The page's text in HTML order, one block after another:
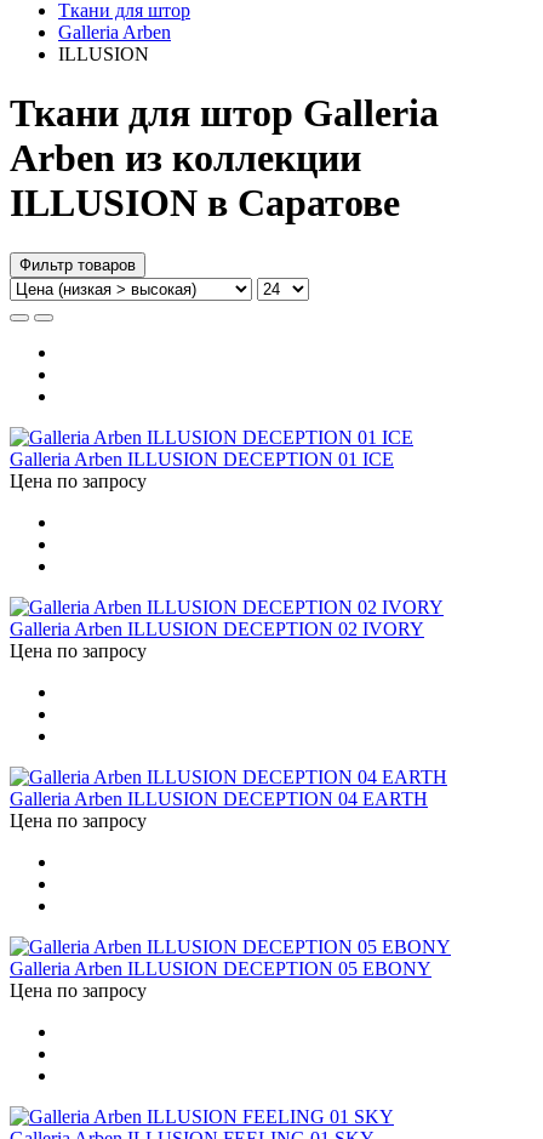
Ткани для штор
Galleria Arben
ILLUSION
Ткани для штор Galleria
Arben из коллекции
ILLUSION в Саратове
Фильтр товаров
Galleria Arben ILLUSION DECEPTION 01 ICE
Цена по запросу
Galleria Arben ILLUSION DECEPTION 02 IVORY
Цена по запросу
Galleria Arben ILLUSION DECEPTION 04 EARTH
Цена по запросу
Galleria Arben ILLUSION DECEPTION 05 EBONY
Цена по запросу